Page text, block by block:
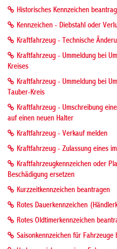
Historisches Kennzeichen
Kennzeichen - Diebstahl oder
Kraftfahrzeug - Technische
Kraftfahrzeug - Ummeldung bei
Kreises
Kraftfahrzeug - Ummeldung bei
Tauber-Kreis
Kraftfahrzeug - Umschreibung
auf einen neuen Halter
Kraftfahrzeug - Verkauf melden
Kraftfahrzeug - Zulassung eines
Kraftfahrzeugkennzeichen oder
Beschädigung ersetzen
Kurzzeitkennzeichen beantragen
Rotes Dauerkennzeichen
Rotes Oldtimerkennzeichen
Saisonkennzeichen für Fahrzeuge